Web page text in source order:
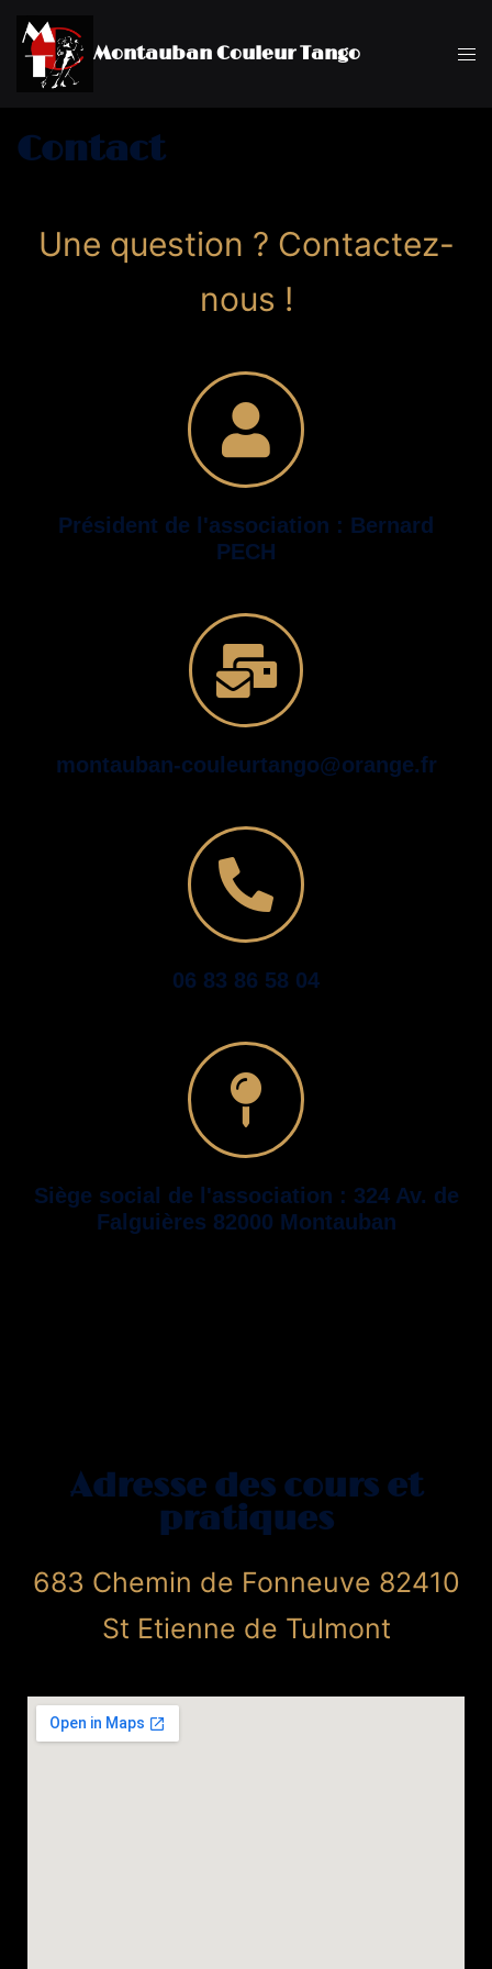
Montauban Couleur Tango
Contact
Une question ? Contactez-
nous !
Président de l'association : Bernard
PECH
montauban-couleurtango@orange.fr
06 83 86 58 04
Siège social de l'association : 324 Av. de
Falguières 82000 Montauban
Adresse des cours et
pratiques
683 Chemin de Fonneuve 82410
St Etienne de Tulmont